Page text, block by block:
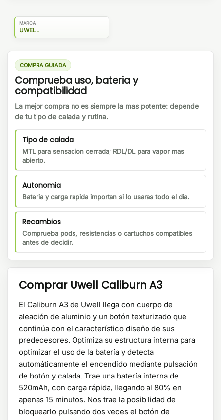
MARCA
UWELL
COMPRA GUIADA
Comprueba uso, bateria y
compatibilidad
La mejor compra no es siempre la mas potente: depende
de tu tipo de calada y rutina.
Tipo de calada
MTL para sensacion cerrada; RDL/DL para vapor mas
abierto.
Autonomia
Bateria y carga rapida importan si lo usaras todo el dia.
Recambios
Comprueba pods, resistencias o cartuchos compatibles
antes de decidir.
Comprar Uwell Caliburn A3
El Caliburn A3 de Uwell llega con cuerpo de
aleación de aluminio y un botón texturizado que
continúa con el característico diseño de sus
predecesores. Optimiza su estructura interna para
optimizar el uso de la batería y detecta
automáticamente el encendido mediante pulsación
de botón y calada. Trae una batería interna de
520mAh, con carga rápida, llegando al 80% en
apenas 15 minutos. Nos trae la posibilidad de
bloquearlo pulsando dos veces el botón de